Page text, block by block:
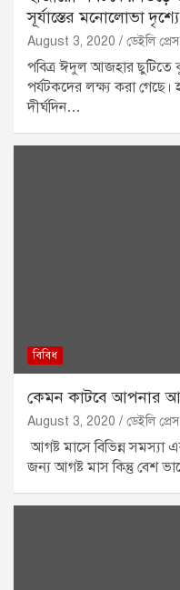
সূর্যাস্তের মনোলোভা
August 3, 2020 ডেইলি
পবিত্র ঈদুল আজহার ছুটিতে
পর্যটকদের লক্ষ্য করা গেছে।
দীর্ঘদিন…
বিবিধ
কেমন কাটবে আপনার
August 3, 2020 ডেইলি
আগষ্ট মাসে বিভিন্ন সমস্যা
জন্য আগষ্ট মাস কিন্তু বেশ